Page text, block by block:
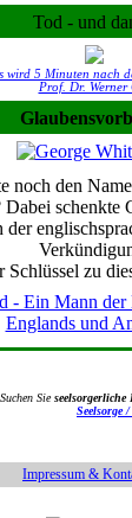
Tod - und
wird 5 Minuten nach
Prof. Dr. Werner
noch den
Dabei schenkte
Schlüssel zu
- Ein Mann
Englands und
Suchen Sieseelsorgerliche
Seelsorge
Impressum &